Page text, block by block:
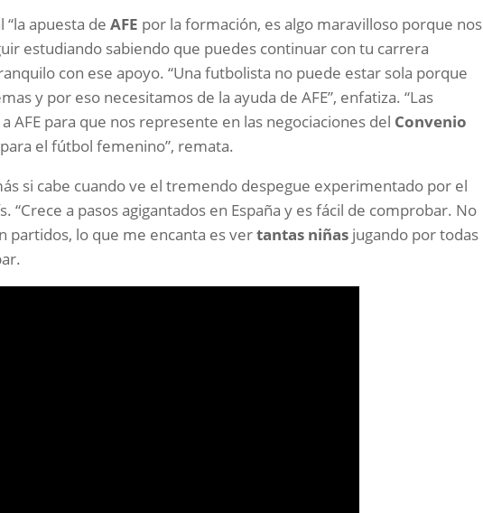
“la apuesta deAFE por la formación, es algo maravilloso porque nos
estudiando sabiendo que puedes continuar con tu carrera
con ese apoyo. “Una futbolista no puede estar sola porque
y por eso necesitamos de la ayuda de AFE”, enfatiza. “Las
AFE para que nos represente en las negociaciones del Convenio
el fútbol femenino”, remata.
si cabe cuando ve el tremendo despegue experimentado por el
a pasos agigantados en España y es fácil de comprobar. No
partidos, lo que me encanta es vertantas niñas jugando por todas